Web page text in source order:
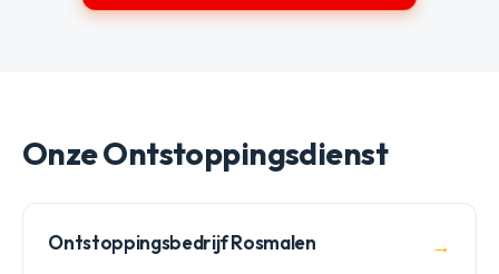
Onze Ontstoppingsdienst
Ontstoppingsbedrijf Rosmalen →